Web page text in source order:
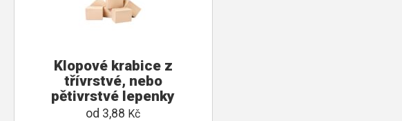
Klopové krabice z
třívrstvé, nebo
pětivrstvé lepenky
od 3,88 Kč